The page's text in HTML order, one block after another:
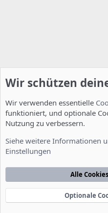
Nutzungsbedingungen
Startseite
Community platform by XenForo® ©
xenDach©2010-2014
Wir schützen
Wir verwenden essentielle
funktioniert, und optionale
Nutzung zu verbessern.
Siehe weitere Informationen
Einstellungen
Alle
Optionale